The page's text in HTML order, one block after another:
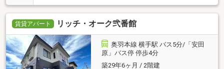
賃貸アパート リッチ・オーク弐番館
奥羽本線 横手駅 バス5分/「安田
原」バス停 停歩4分
築29年6ヶ月 / 2階建